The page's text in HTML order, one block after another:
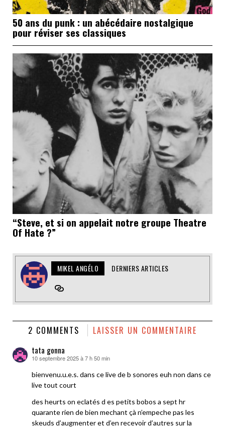
50 ans du punk : un abécédaire nostalgique
pour réviser ses classiques
“Steve, et si on appelait notre groupe Theatre
Of Hate ?”
MIKEL ANGÉLO DERNIERS ARTICLES
2 COMMENTS LAISSER UN COMMENTAIRE
tata gonna
dit :
10 septembre 2025 à 7 h 50 min
bienvenu.u.e.s. dans ce live de b sonores euh non dans ce
live tout court
des heurts on eclatés d es petits bobos a sept hr
quarante rien de bien mechant çà n’empeche pas les
skeuds d’augmenter et d’en recevoir d’autres sur la